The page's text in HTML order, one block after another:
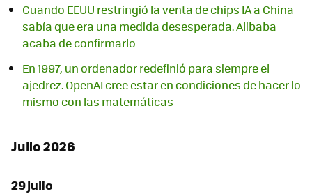
Cuando EEUU restringió la venta de chips IA a China
sabía que era una medida desesperada. Alibaba
acaba de confirmarlo
En 1997, un ordenador redefinió para siempre el
ajedrez. OpenAI cree estar en condiciones de hacer lo
mismo con las matemáticas
Julio 2026
29 julio